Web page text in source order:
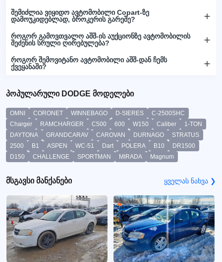
შემიძლია ვიყიდო ავტომობილი Copart-ზე
დამოუკიდებლად, ბროკერის გარეშე?
როგორ გამოვთვალო აშშ-ის აუქციონზე ავტომობილის
შეძენის სრული ღირებულება?
როგორ შემოვიტანო ავტომობილი აშშ-დან ჩემს
ქვეყანაში?
პოპულარული DODGE მოდელები
OMNI CORONET WINNEBAGO D-SIERES
C-2500SHC
Charger
RAMCHARGER C500 600 W150 Caliber
1-TON
DAYTONA
GRANDCARAV CAROVAN DURNAGO
STRATUS
2500
B1 ASPEN WC-51 Dart POLERA B10
DR1500
D150
CHALLENGE SPORTMAN MIRADA Magnum
მსგავსი მანქანები ყველას ნახვა ❯